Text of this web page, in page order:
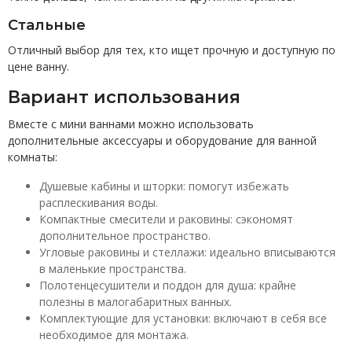
Стальные
Отличный выбор для тех, кто ищет прочную и доступную по
цене ванну.
Вариант использования
Вместе с мини ваннами можно использовать
дополнительные аксессуары и оборудование для ванной
комнаты:
Душевые кабины и шторки: помогут избежать
расплескивания воды.
Компактные смесители и раковины: сэкономят
дополнительное пространство.
Угловые раковины и стеллажи: идеально вписываются
в маленькие пространства.
Полотенцесушители и поддон для душа: крайне
полезны в малогабаритных ванных.
Комплектующие для установки: включают в себя все
необходимое для монтажа.